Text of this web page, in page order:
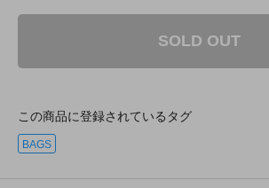
SOLD OUT
この商品に登録されているタグ
BAGS